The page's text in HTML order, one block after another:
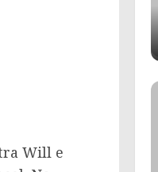
Will e